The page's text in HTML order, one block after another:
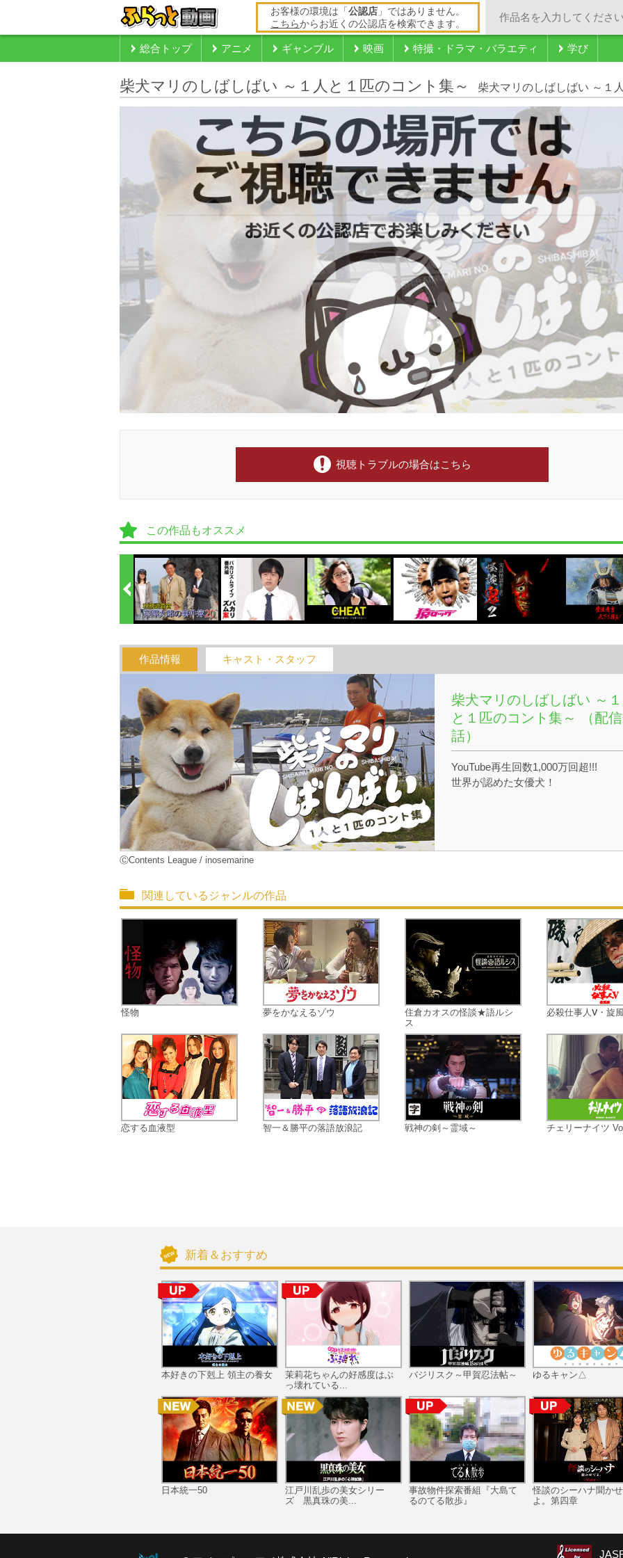
お客様の環境は「 公認店 」ではありません。
こちらからお近くの公認店を検索できます。
総合トップ アニメ ギャンブル 映画 特撮・ドラマ・バラエティ 学び
柴犬マリのしばしばい ～１人と１匹のコント集～ 柴犬マリのしばしばい ～１
視聴トラブルの場合はこちら
この作品もオススメ
作品情報 キャスト・スタッフ
柴犬マリのしばしばい ～
と１匹のコント集～ （配
話）
YouTube再生回数1,000万回超!!!
世界が認めた女優犬！
ⒸContents League / inosemarine
関連しているジャンルの作品
怪物
恋する血液型
夢をかなえるゾウ
智一＆勝平の落語放浪記
住倉カオスの怪談★語ルシ
ス
戦神の剣～霊域～
必殺仕事人Ⅴ・旋
チェリーナイツ
新着＆おすすめ
本好きの下剋上 領主の養女
日本統一50
茉莉花ちゃんの好感度はぶ
っ壊れている...
江戸川乱歩の美女シリー
ズ 黒真珠の美...
バジリスク～甲賀忍法帖～
事故物件探索番組『大島て
るのてる散歩』
ゆるキャン△
怪談のシーハナ聞か
よ。第四章